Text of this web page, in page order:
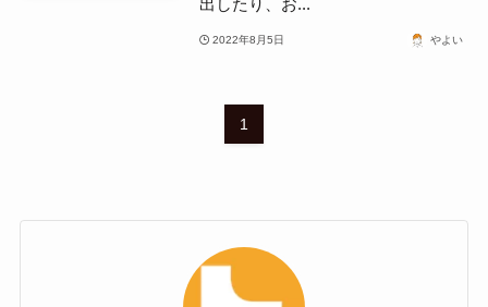
出したり、お...
2022年8月5日 やよい
1